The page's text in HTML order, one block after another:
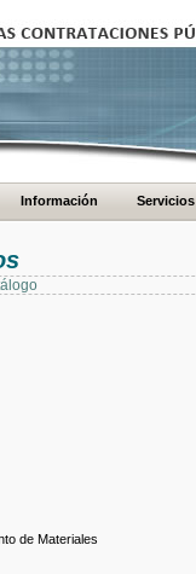
Información Servicios
de Materiales